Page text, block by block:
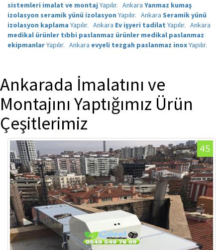
sistemleri imalat ve montaj Yapılır. Ankara Yanmaz kumaş
izolasyon seramik yünü izolasyon Yapılır. Ankara Seramik yünü
izolasyon kaplama Yapılır. Ankara Ev işyeri tadilat Yapılır. Ankara
medikal ürünler tıbbi paslanmaz ürünler medikal paslanmaz
ekipmanlarYapılır. Ankara evyeli tezgah paslanmaz inoxYapılır.
Ankarada İmalatını ve
Montajını Yaptığımız Ürün
Çeşitlerimiz
45